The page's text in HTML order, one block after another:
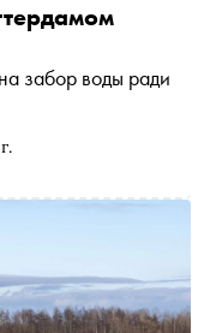
забор воды ради